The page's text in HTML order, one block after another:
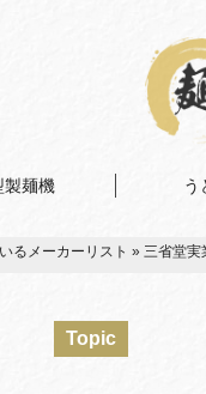
製麺機 う
るメーカーリスト » 三省堂実
Topic